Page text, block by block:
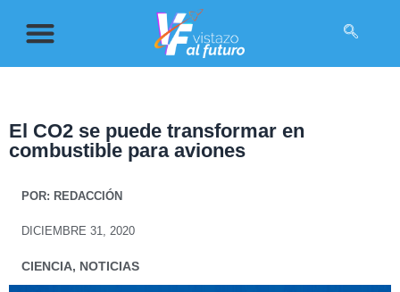
El CO2 se puede transformar en
combustible para aviones
POR: REDACCIÓN
DICIEMBRE 31, 2020
CIENCIA, NOTICIAS